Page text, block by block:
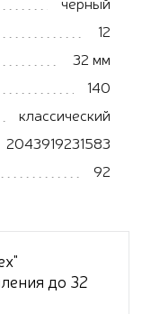
12
32 мм
140
классический
2043919231583
92
до 32